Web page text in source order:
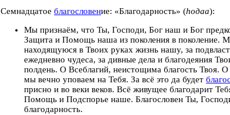
Семнадцатое благословение: «Благодарность» (hодаа):
Мы признаём, что Ты, Господи, Бог наш и Бог
Защита и Помощь наша из поколения в поколение.
находящуюся в Твоих руках жизнь нашу, за
ежедневно чудеса, за дивные дела и благодеяния
полдень. О Всеблагий, неистощима благость Твоя.
мы вечно уповаем на Тебя. За всё это да будет
присно и во веки веков. Всё живущее благодарит
Помощь и Подспорье наше. Благословен Ты,
благодарность.